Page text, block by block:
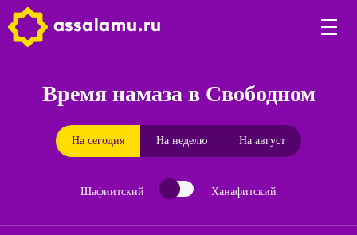
Время намаза в Свободном
На сегодня На неделю На август
Шафиитский Ханафитский